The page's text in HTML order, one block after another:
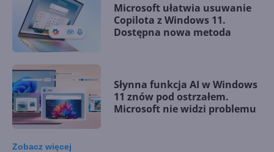
Microsoft ułatwia usuwanie
Copilota z Windows 11.
Dostępna nowa metoda
Słynna funkcja AI w Windows
11 znów pod ostrzałem.
Microsoft nie widzi problemu
Zobacz więcej